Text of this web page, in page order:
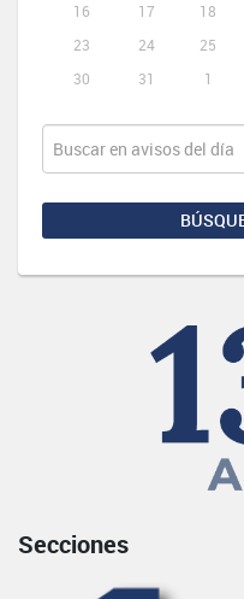
16
17 18
23
24 25
30
31 1
Secciones